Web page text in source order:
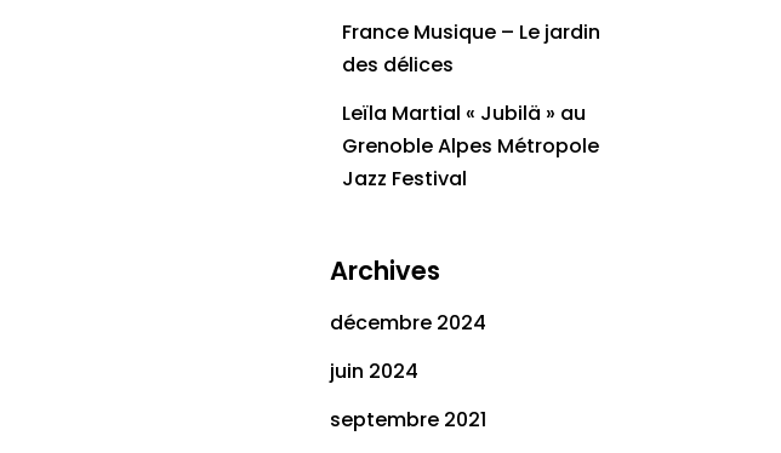
France Musique – Le jardin
des délices
Leïla Martial « Jubilä » au
Grenoble Alpes Métropole
Jazz Festival
Archives
décembre 2024
juin 2024
septembre 2021